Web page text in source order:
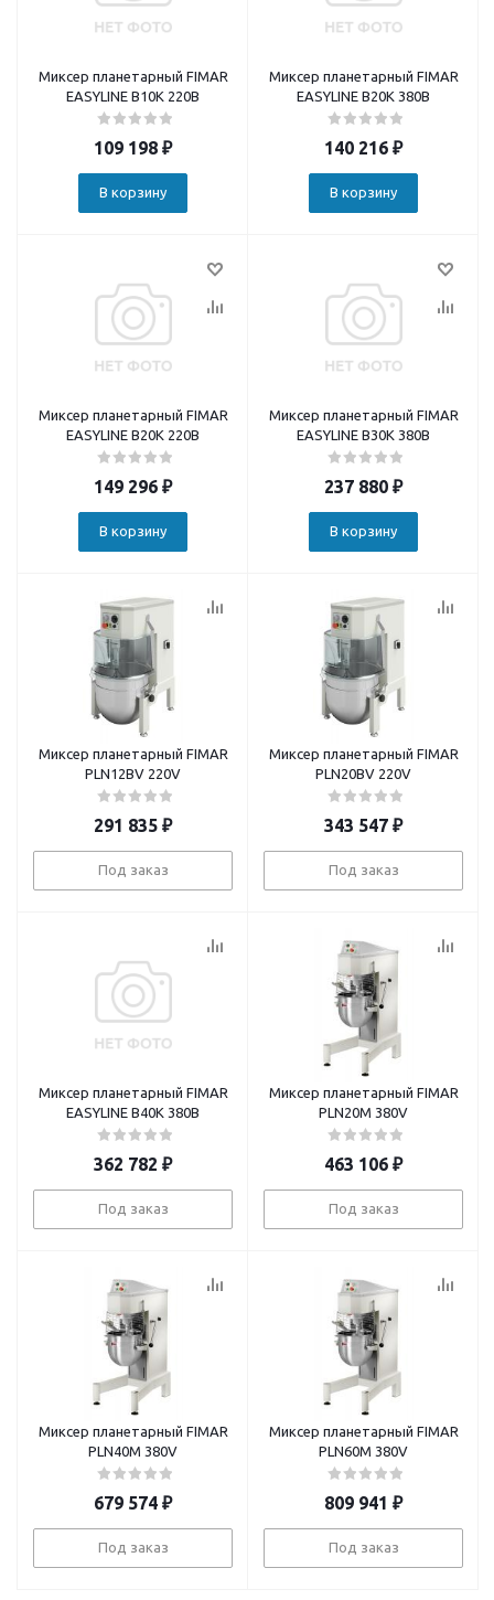
Миксер планетарный FIMAR
EASYLINE B10K 220В
109 198 ₽
В корзину
Миксер планетарный FIMAR
EASYLINE B20K 380В
140 216 ₽
В корзину
Миксер планетарный FIMAR
EASYLINE B20K 220В
149 296 ₽
В корзину
Миксер планетарный FIMAR
EASYLINE B30K 380В
237 880 ₽
В корзину
Миксер планетарный FIMAR
PLN12BV 220V
291 835 ₽
Под заказ
Миксер планетарный FIMAR
PLN20BV 220V
343 547 ₽
Под заказ
Миксер планетарный FIMAR
EASYLINE B40K 380В
362 782 ₽
Под заказ
Миксер планетарный FIMAR
PLN20M 380V
463 106 ₽
Под заказ
Миксер планетарный FIMAR
PLN40M 380V
679 574 ₽
Под заказ
Миксер планетарный FIMAR
PLN60M 380V
809 941 ₽
Под заказ